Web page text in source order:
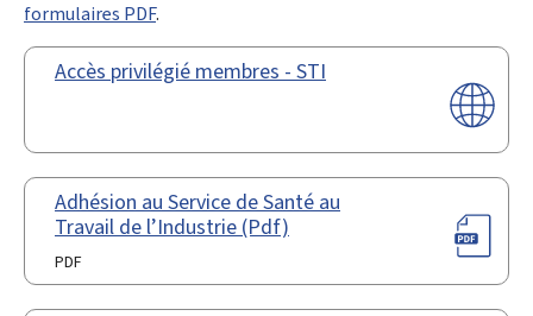
formulaires PDF.
Accès privilégié membres - STI
Adhésion au Service de Santé au
Travail de l’Industrie (Pdf)
PDF